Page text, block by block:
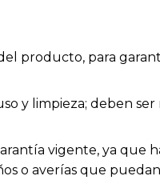
producto, para
y limpieza; deben
vigente, ya que
o averías que